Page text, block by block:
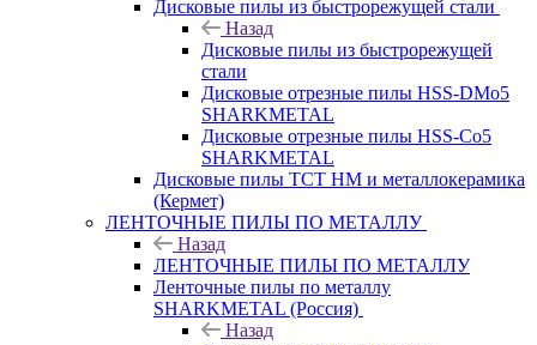
Дисковые пилы из быстрорежущей стали
Назад
Дисковые пилы из быстрорежущей
стали
Дисковые отрезные пилы HSS-DMo5
SHARKMETAL
Дисковые отрезные пилы HSS-Co5
SHARKMETAL
Дисковые пилы ТСТ НМ и металлокерамика
(Кермет)
ЛЕНТОЧНЫЕ ПИЛЫ ПО МЕТАЛЛУ
Назад
ЛЕНТОЧНЫЕ ПИЛЫ ПО МЕТАЛЛУ
Ленточные пилы по металлу
SHARKMETAL (Россия)
Назад